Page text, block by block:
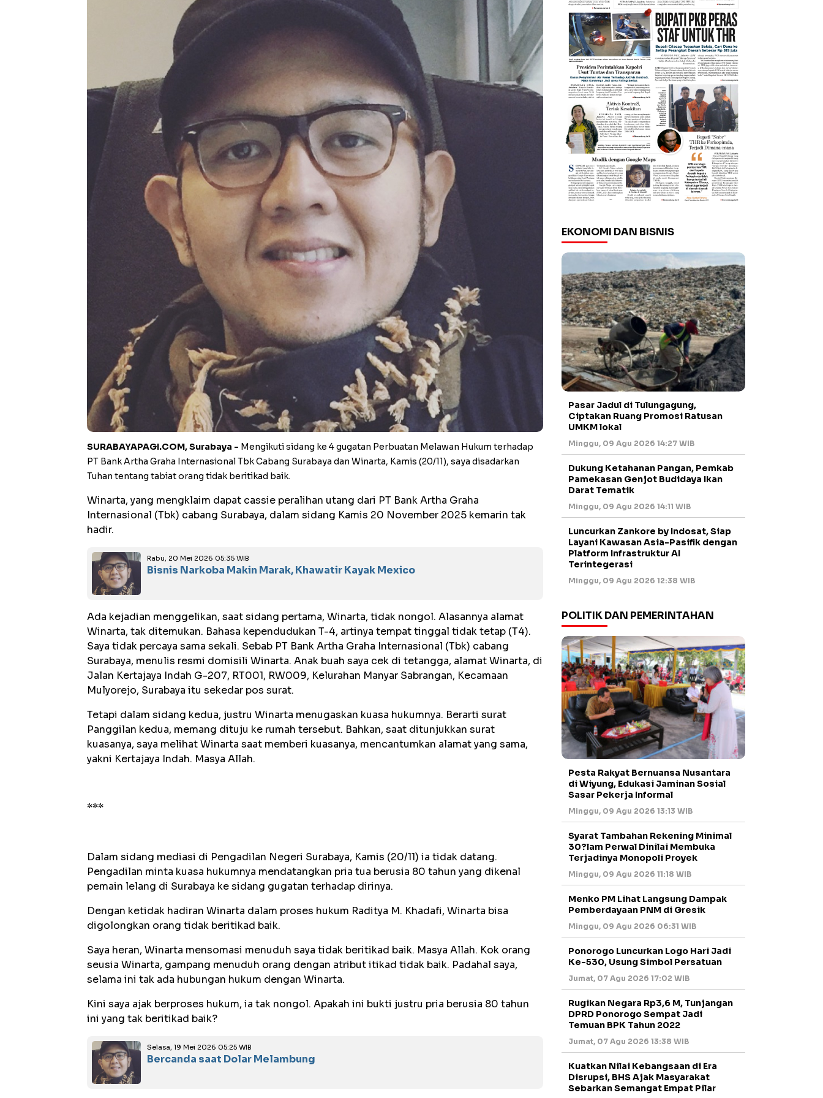
SURABAYAPAGI.COM, Surabaya - Mengikuti sidang ke 4 gugatan Perbuatan Melawan Hukum terhadap
PT Bank Artha Graha Internasional Tbk Cabang Surabaya dan Winarta, Kamis (20/11), saya disadarkan
Tuhan tentang tabiat orang tidak beritikad baik.
Winarta, yang mengklaim dapat cassie peralihan utang dari PT Bank Artha Graha
Internasional (Tbk) cabang Surabaya, dalam sidang Kamis 20 November 2025 kemarin tak
hadir.
Rabu, 20 Mei 2026 05:35 WIB
Bisnis Narkoba Makin Marak, Khawatir Kayak Mexico
Ada kejadian menggelikan, saat sidang pertama, Winarta, tidak nongol. Alasannya alamat
Winarta, tak ditemukan. Bahasa kependudukan T-4, artinya tempat tinggal tidak tetap (T4).
Saya tidak percaya sama sekali. Sebab PT Bank Artha Graha Internasional (Tbk) cabang
Surabaya, menulis resmi domisili Winarta. Anak buah saya cek di tetangga, alamat Winarta, di
Jalan Kertajaya Indah G-207, RT001, RW009, Kelurahan Manyar Sabrangan, Kecamaan
Mulyorejo, Surabaya itu sekedar pos surat.
Tetapi dalam sidang kedua, justru Winarta menugaskan kuasa hukumnya. Berarti surat
Panggilan kedua, memang dituju ke rumah tersebut. Bahkan, saat ditunjukkan surat
kuasanya, saya melihat Winarta saat memberi kuasanya, mencantumkan alamat yang sama,
yakni Kertajaya Indah. Masya Allah.
***
Dalam sidang mediasi di Pengadilan Negeri Surabaya, Kamis (20/11) ia tidak datang.
Pengadilan minta kuasa hukumnya mendatangkan pria tua berusia 80 tahun yang dikenal
pemain lelang di Surabaya ke sidang gugatan terhadap dirinya.
Dengan ketidak hadiran Winarta dalam proses hukum Raditya M. Khadafi, Winarta bisa
digolongkan orang tidak beritikad baik.
Saya heran, Winarta mensomasi menuduh saya tidak beritikad baik. Masya Allah. Kok orang
seusia Winarta, gampang menuduh orang dengan atribut itikad tidak baik. Padahal saya,
selama ini tak ada hubungan hukum dengan Winarta.
Kini saya ajak berproses hukum, ia tak nongol. Apakah ini bukti justru pria berusia 80 tahun
ini yang tak beritikad baik?
Selasa, 19 Mei 2026 05:25 WIB
Bercanda saat Dolar Melambung
EKONOMI DAN BISNIS
Pasar Jadul di Tulungagung,
Ciptakan Ruang Promosi Ratusan
UMKM lokal
Minggu, 09 Agu 2026 14:27 WIB
Dukung Ketahanan Pangan, Pemkab
Pamekasan Genjot Budidaya Ikan
Darat Tematik
Minggu, 09 Agu 2026 14:11 WIB
Luncurkan Zankore by Indosat, Siap
Layani Kawasan Asia-Pasifik dengan
Platform Infrastruktur AI
Terintegerasi
Minggu, 09 Agu 2026 12:38 WIB
POLITIK DAN PEMERINTAHAN
Pesta Rakyat Bernuansa Nusantara
di Wiyung, Edukasi Jaminan Sosial
Sasar Pekerja Informal
Minggu, 09 Agu 2026 13:13 WIB
Syarat Tambahan Rekening Minimal
30?lam Perwal Dinilai Membuka
Terjadinya Monopoli Proyek
Minggu, 09 Agu 2026 11:18 WIB
Menko PM Lihat Langsung Dampak
Pemberdayaan PNM di Gresik
Minggu, 09 Agu 2026 06:31 WIB
Ponorogo Luncurkan Logo Hari Jadi
Ke-530, Usung Simbol Persatuan
Jumat, 07 Agu 2026 17:02 WIB
Rugikan Negara Rp3,6 M, Tunjangan
DPRD Ponorogo Sempat Jadi
Temuan BPK Tahun 2022
Jumat, 07 Agu 2026 13:38 WIB
Kuatkan Nilai Kebangsaan di Era
Disrupsi, BHS Ajak Masyarakat
Sebarkan Semangat Empat Pilar